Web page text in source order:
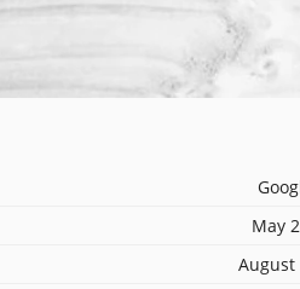
May
August